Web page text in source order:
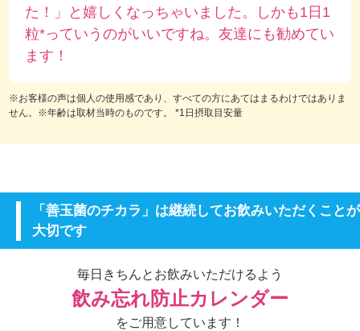
た！」と嬉しくなっちゃいました。しかも1日1
粒*っていうのがいいですね。友達にも勧めてい
ます！
※お客様の声は個人の使用感であり、すべての方にあてはまるわけではありま
せん。※年齢は取材当時のものです。 *1日摂取目安量
「善玉菌のチカラ」は継続してお飲みいただくことが
大切です
毎日きちんとお飲みいただけるよう
飲み忘れ防止カレンダー
をご用意しています！